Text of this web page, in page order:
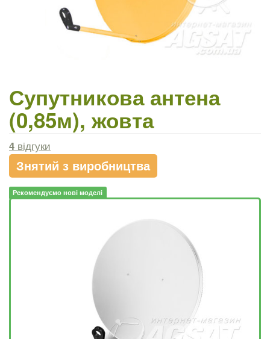
Супутникова антена
(0,85м), жовта
4 відгуки
Знятий з виробництва
Рекомендуємо нові моделі